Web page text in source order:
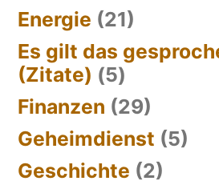
Energie (21)
Es gilt das
(Zitate) (5)
Finanzen (29)
Geheimdienst (5)
Geschichte (2)